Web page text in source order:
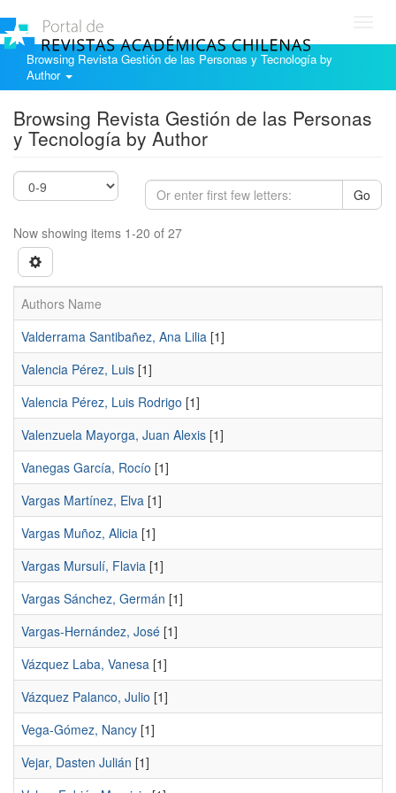
Browsing Revista Gestión de las Personas y Tecnología by
Author
Browsing Revista Gestión de las Personas
y Tecnología by Author
Go
Now showing items 1-20 of 27
Authors Name
Valderrama Santibañez, Ana Lilia [1]
Valencia Pérez, Luis [1]
Valencia Pérez, Luis Rodrigo [1]
Valenzuela Mayorga, Juan Alexis [1]
Vanegas García, Rocío [1]
Vargas Martínez, Elva [1]
Vargas Muñoz, Alicia [1]
Vargas Mursulí, Flavia [1]
Vargas Sánchez, Germán [1]
Vargas-Hernández, José [1]
Vázquez Laba, Vanesa [1]
Vázquez Palanco, Julio [1]
Vega-Gómez, Nancy [1]
Vejar, Dasten Julián [1]